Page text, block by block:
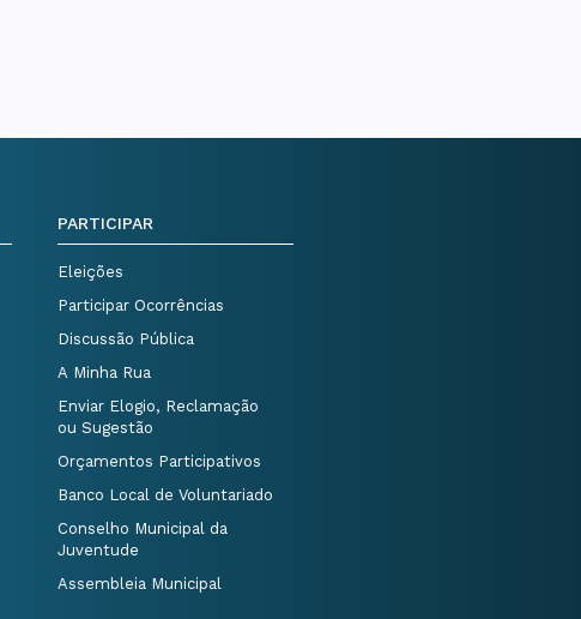
PARTICIPAR
Eleições
Participar Ocorrências
Discussão Pública
A Minha Rua
Enviar Elogio, Reclamação
ou Sugestão
Orçamentos Participativos
Banco Local de Voluntariado
Conselho Municipal da
Juventude
Assembleia Municipal